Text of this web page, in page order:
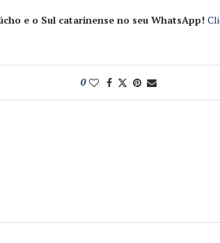
e o Sul catarinense no seu WhatsApp!
0